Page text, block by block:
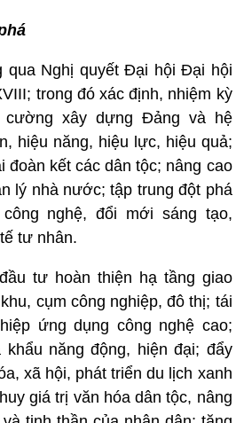
qua Nghị quyết Đại hội Đại hội
trong đó xác định, nhiệm kỳ
cường xây dựng Đảng và hệ
hiệu năng, hiệu lực, hiệu quả;
đoàn kết các dân tộc; nâng cao
lý nhà nước; tập trung đột phá
nghệ, đổi mới sáng tạo,
tư nhân.
tư hoàn thiện hạ tầng giao
cụm công nghiệp, đô thị; tái
ứng dụng công nghệ cao;
năng động, hiện đại; đẩy
xã hội, phát triển du lịch xanh
giá trị văn hóa dân tộc, nâng